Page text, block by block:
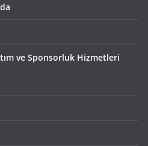
ve Sponsorluk Hizmetleri